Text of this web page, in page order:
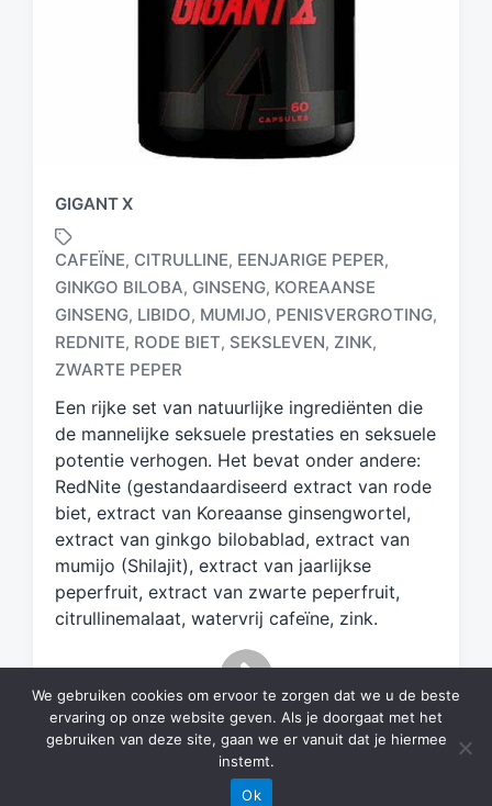
GIGANT X
G
e
t
g
d
m
e
CAFEÏNE, CITRULLINE, EENJARIGE PEPER,
GINKGO BILOBA, GINSENG, KOREAANSE
GINSENG, LIBIDO, MUMIJO, PENISVERGROTING,
REDNITE, RODE BIET, SEKSLEVEN, ZINK,
ZWARTE PEPER
Een rijke set van natuurlijke ingrediënten die
de mannelijke seksuele prestaties en seksuele
potentie verhogen. Het bevat onder andere:
RedNite (gestandaardiseerd extract van rode
biet, extract van Koreaanse ginsengwortel,
extract van ginkgo bilobablad, extract van
mumijo (Shilajit), extract van jaarlijkse
peperfruit, extract van zwarte peperfruit,
citrullinemalaat, watervrij cafeïne, zink.
We gebruiken cookies om ervoor te zorgen dat we u de beste
ervaring op onze website geven. Als je doorgaat met het
gebruiken van deze site, gaan we er vanuit dat je hiermee
instemt.
Ok